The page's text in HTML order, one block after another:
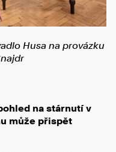
Husa na provázku
na stárnutí v
může přispět